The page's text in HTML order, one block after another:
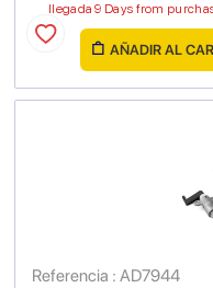
llegada 9 Days from
AÑADIR AL
Referencia : AD7944